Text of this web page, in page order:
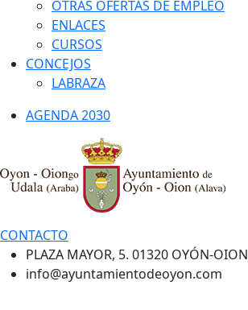
OTRAS OFERTAS DE EMPLEO
ENLACES
CURSOS
CONCEJOS
LABRAZA
AGENDA 2030
CONTACTO
PLAZA MAYOR, 5. 01320 OYÓN-OION
info@ayuntamientodeoyon.com